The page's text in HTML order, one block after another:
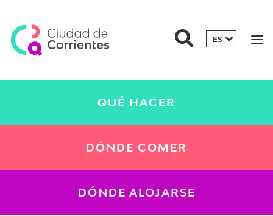
QUÉ HACER
DÓNDE COMER
DÓNDE ALOJARSE